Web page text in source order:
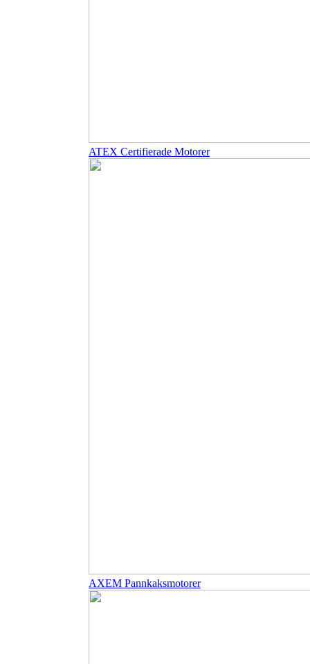
ATEX Certifierade Motorer
AXEM Pannkaksmotorer